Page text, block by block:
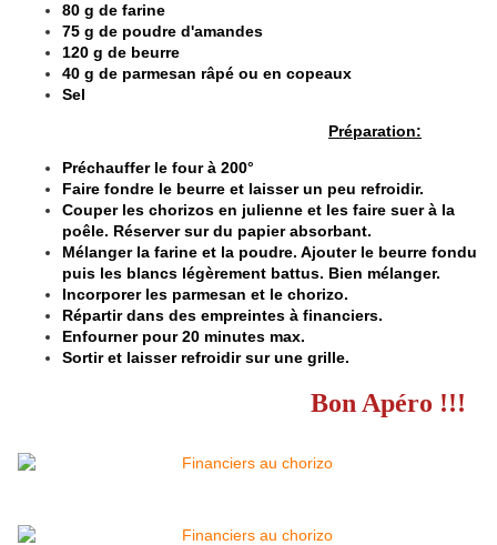
80 g de farine
75 g de poudre d'amandes
120 g de beurre
40 g de parmesan râpé ou en copeaux
Sel
Préparation:
Préchauffer le four à 200°
Faire fondre le beurre et laisser un peu refroidir.
Couper les chorizos en julienne et les faire suer à la
poêle. Réserver sur du papier absorbant.
Mélanger la farine et la poudre. Ajouter le beurre fondu
puis les blancs légèrement battus. Bien mélanger.
Incorporer les parmesan et le chorizo.
Répartir dans des empreintes à financiers.
Enfourner pour 20 minutes max.
Sortir et laisser refroidir sur une grille.
Bon Apéro !!!